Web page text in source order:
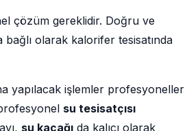
çözüm gereklidir. Doğru ve
olarak kalorifer tesisatında
yapılacak işlemler profesyoneller
su tesisatçısı
su kaçağı da kalıcı olarak